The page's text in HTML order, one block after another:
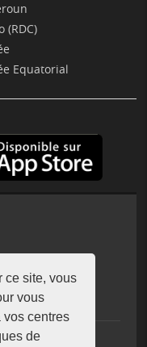
ce site, vous
vous
vos centres
de
(RDC)
Equatorial